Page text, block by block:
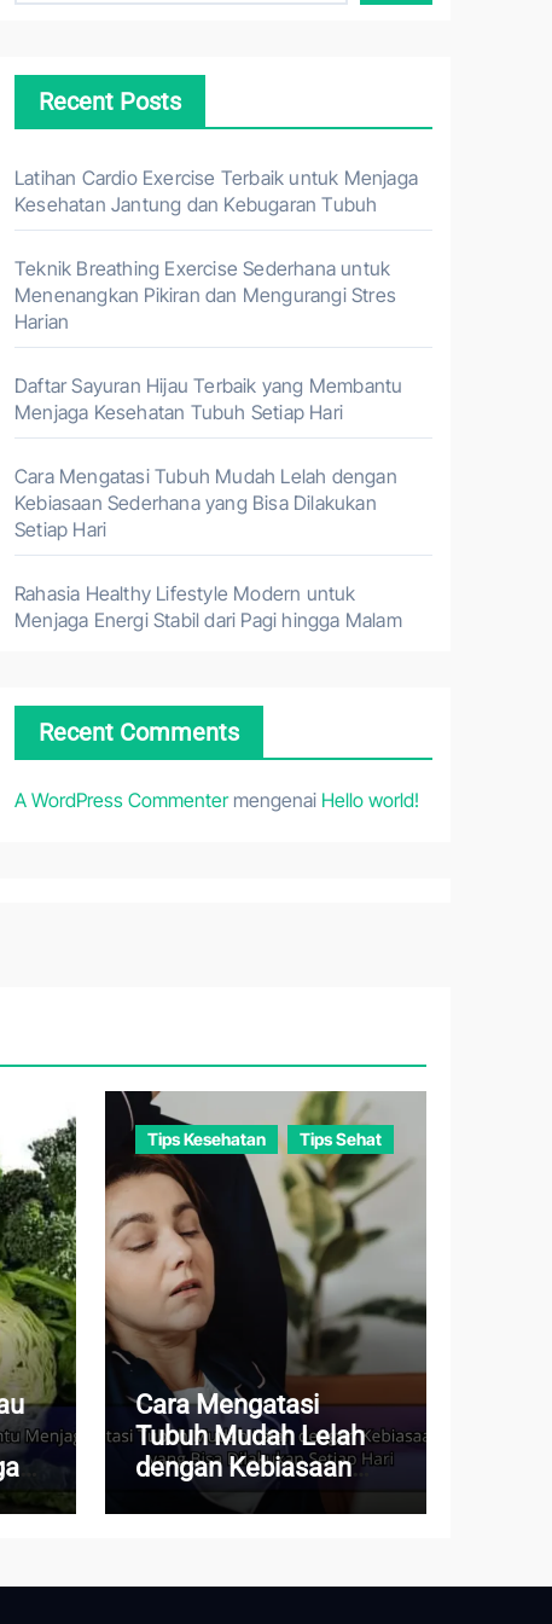
Recent Posts
Latihan Cardio Exercise Terbaik untuk Menjaga
Kesehatan Jantung dan Kebugaran Tubuh
Teknik Breathing Exercise Sederhana untuk
Menenangkan Pikiran dan Mengurangi Stres
Harian
Daftar Sayuran Hijau Terbaik yang Membantu
Menjaga Kesehatan Tubuh Setiap Hari
Cara Mengatasi Tubuh Mudah Lelah dengan
Kebiasaan Sederhana yang Bisa Dilakukan
Setiap Hari
Rahasia Healthy Lifestyle Modern untuk
Menjaga Energi Stabil dari Pagi hingga Malam
Recent Comments
A WordPress Commentermengenai Hello world!
Tips Kesehatan Tips Sehat
Cara Mengatasi
Tubuh Mudah Lelah
dengan Kebiasaan
Sederhana yang Bisa